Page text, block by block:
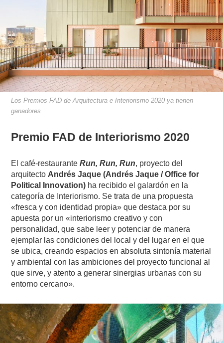
Los Premios FAD de Arquitectura e Interiorismo 2020 ya tienen
ganadores
Premio FAD de Interiorismo 2020
El café-restaurante Run, Run, Run, proyecto del
arquitecto Andrés Jaque (Andrés Jaque / Office for
Political Innovation) ha recibido el galardón en la
categoría de Interiorismo. Se trata de una propuesta
«fresca y con identidad propia» que destaca por su
apuesta por un «interiorismo creativo y con
personalidad, que sabe leer y potenciar de manera
ejemplar las condiciones del local y del lugar en el que
se ubica, creando espacios en absoluta sintonía material
y ambiental con las ambiciones del proyecto funcional al
que sirve, y atento a generar sinergias urbanas con su
entorno cercano».